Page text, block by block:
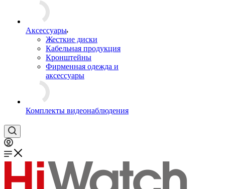
Аксессуары
Жесткие диски
Кабельная продукция
Кронштейны
Фирменная одежда и
аксессуары
Комплекты видеонаблюдения